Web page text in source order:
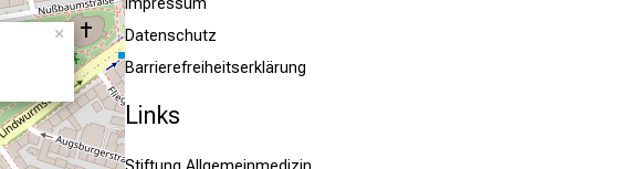
×
Impressum
Datenschutz
Barrierefreiheitserklärung
Links